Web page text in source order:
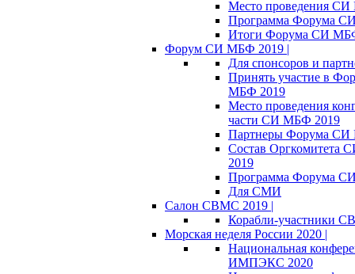
Место проведения
Программа Форума
Итоги Форума СИ
Форум СИ МБФ 2019 |
Для спонсоров и
Принять участие в
МБФ 2019
Место проведения
части СИ МБФ 2019
Партнеры Форума
Состав Оргкомитета
2019
Программа Форума
Для СМИ
Салон СВМС 2019 |
Корабли-участники
Морская неделя России 2020 |
Национальная
ИМПЭКС 2020